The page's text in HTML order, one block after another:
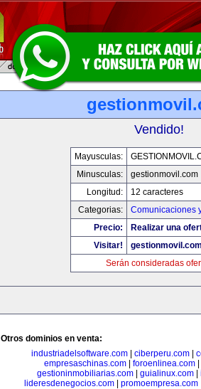
Vendido!
Mayusculas:
Minusculas:
gestionmovil.com
Longitud:
12 caracteres
Categorias:
Comunicaciones
Precio:
Realizar una
Visitar!
Serán consideradas
Otros dominios en venta:
industriadelsoftware.com| ciberperu.com|
empresaschinas.com| foroenlinea.com|
gestioninmobiliarias.com| guialinux.com|
lideresdenegocios.com
promoempresa.com